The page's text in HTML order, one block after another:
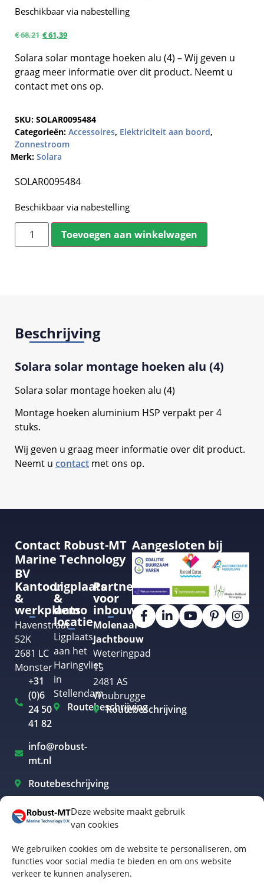
Deze website maakt gebruik
van cookies
We gebruiken cookies om de website te personaliseren, om
functies voor social media te bieden en om ons website
verkeer te kunnen analyseren.
Beschikbaar via nabestelling
€68,21 €61,39
Solara solar montage hoeken alu (4) – Wij geven u
graag meer informatie over dit product. Neemt u
contact met ons op.
SKU: SOLAR0095484
Categorieën: Accessoires, Elektriciteit aan boord,
Zonnestroom
Merk: Solara
SOLAR0095484
Beschikbaar via nabestelling
Toevoegen aan winkelwagen
Beschrijving
Solara solar montage hoeken alu (4)
Solara solar montage hoeken alu (4)
Montage hoeken aluminium HSP verpakt per 4
stuks.
Wij geven u graag meer informatie over dit product.
Neemt u contact met ons op.
Contact Robust-MT
Marine Technology
BV
Kantoor
&
werkplaats
Havenstraat
52K
2681 LC
Monster
+31
(0)6
24 50
41 82
info@robust-
mt.nl
Routebeschrijving
Ligplaats
&
demo
locatie
Ligplaats
aan het
Haringvliet
in
Stellendam
Routebeschrijving
Partner
voor
inbouw
Molenaar
Jachtbouw
Weteringpad
15
2481 AS
Woubrugge
Routebeschrijving
Aangesloten bij
Elektrisch varen Westland
Elektrisch varen Rotterdam
Elektrisch varen Amsterdam